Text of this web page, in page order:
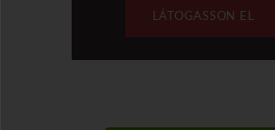
LÁTOGASSON EL